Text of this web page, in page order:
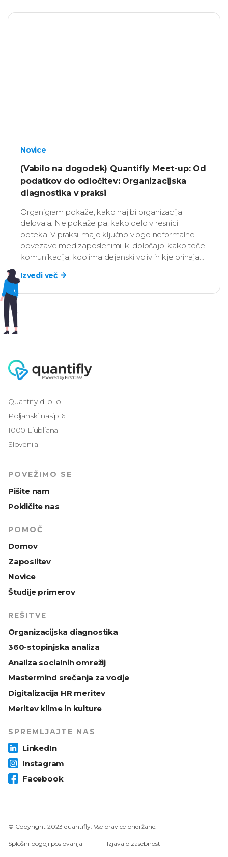
Novice
(Vabilo na dogodek) Quantifly Meet-up: Od
podatkov do odločitev: Organizacijska
diagnostika v praksi
Organigram pokaže, kako naj bi organizacija
delovala. Ne pokaže pa, kako delo v resnici
poteka. V praksi imajo ključno vlogo neformalne
povezave med zaposlenimi, ki določajo, kako teče
komunikacija, kdo ima dejanski vpliv in kje prihaja
Izvedi več
Quantifly d. o. o.
Poljanski nasip 6
1000 Ljubljana
Slovenija
POVEŽIMO SE
Pišite nam
Pokličite nas
POMOČ
Domov
Zaposlitev
Novice
Študije primerov
REŠITVE
Organizacijska diagnostika
360-stopinjska analiza
Analiza socialnih omrežij
Mastermind srečanja za vodje
Digitalizacija HR meritev
Meritev klime in kulture
SPREMLJAJTE NAS
LinkedIn
Instagram
Facebook
© Copyright 2023 quantifly. Vse pravice pridržane.
Splošni pogoji poslovanja Izjava o zasebnosti